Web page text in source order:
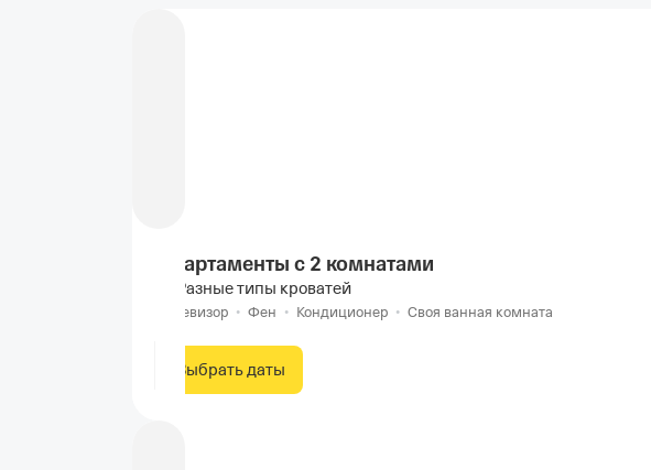
Апартаменты с 2 комнатами
Разные типы кроватей
Телевизор • Фен • Кондиционер • Своя ванная комната
Выбрать даты